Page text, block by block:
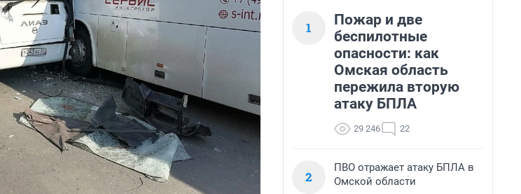
1
Пожар и две
беспилотные
опасности: как
Омская область
пережила вторую
атаку БПЛА
29 246 22
2
ПВО отражает атаку БПЛА в
Омской области